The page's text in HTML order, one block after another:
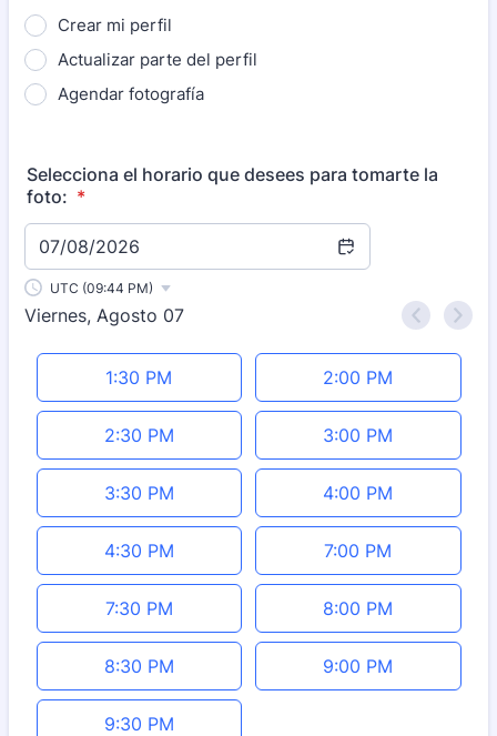
Crear mi perfil
Actualizar parte del perfil
Agendar fotografía
Selecciona el horario que desees para tomarte la
foto: *
07/08/2026
Viernes, Agosto 07 < >
Appointment time
1:30 PM 2:00 PM
2:30 PM 3:00 PM
3:30 PM 4:00 PM
4:30 PM 7:00 PM
7:30 PM 8:00 PM
8:30 PM 9:00 PM
9:30 PM
UTC (09:44 PM)